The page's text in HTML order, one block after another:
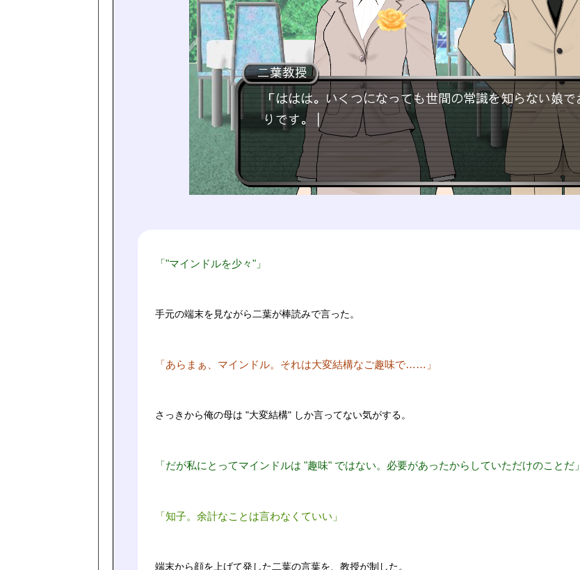
「"マインドルを少々"」
手元の端末を見ながら二葉が棒読みで言った。
「あらまぁ、マインドル。それは大変結構なご趣味で……」
さっきから俺の母は "大変結構" しか言ってない気がする。
「だが私にとってマインドルは "趣味" ではない。必要があったからしていただけのことだ」
「知子。余計なことは言わなくていい」
端末から顔を上げて発した二葉の言葉を、教授が制した。